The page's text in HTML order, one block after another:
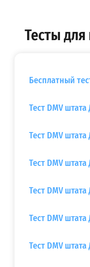
Тесты
Бесплатный
Тест DMV
Тест DMV
Тест DMV
Тест DMV
Тест DMV
Тест DMV